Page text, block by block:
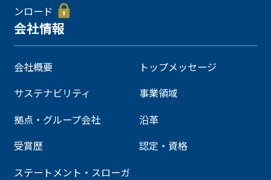
ンロード
会社情報
会社概要
トップメッセージ
サステナビリティ
事業領域
拠点・グループ会社
沿革
受賞歴
認定・資格
ステートメント・スローガ